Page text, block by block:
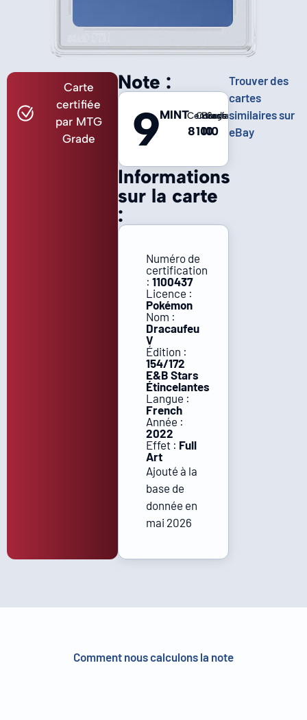
Carte
certifiée
par MTG
Grade
Informations
sur la carte
:
Numéro de
certification
: 1100437
Licence :
Pokémon
Nom :
Dracaufeu
V
Édition :
154/172
E&B Stars
Étincelantes
Langue :
French
Année :
2022
Effet : Full
Art
Ajouté à la
base de
donnée en
mai 2026
Note :
9MINTCentrage
8
Coins
10
Bords
10
Surface
10
Trouver des
cartes
similaires sur
eBay
Comment nous calculons la note